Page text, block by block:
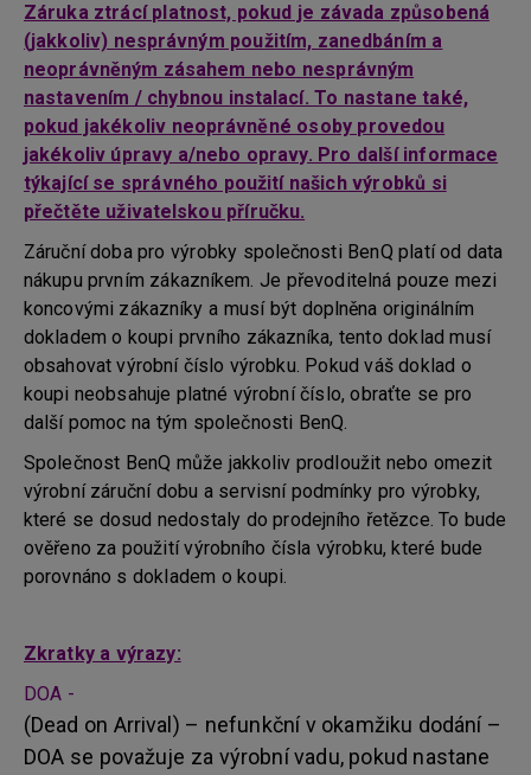
Záruka ztrácí platnost, pokud je závada způsobená
(jakkoliv) nesprávným použitím, zanedbáním a
neoprávněným zásahem nebo nesprávným
nastavením / chybnou instalací. To nastane také,
pokud jakékoliv neoprávněné osoby provedou
jakékoliv úpravy a/nebo opravy. Pro další informace
týkající se správného použití našich výrobků si
přečtěte uživatelskou příručku.
Záruční doba pro výrobky společnosti BenQ platí od data
nákupu prvním zákazníkem. Je převoditelná pouze mezi
koncovými zákazníky a musí být doplněna originálním
dokladem o koupi prvního zákazníka, tento doklad musí
obsahovat výrobní číslo výrobku. Pokud váš doklad o
koupi neobsahuje platné výrobní číslo, obraťte se pro
další pomoc na tým společnosti BenQ.
Společnost BenQ může jakkoliv prodloužit nebo omezit
výrobní záruční dobu a servisní podmínky pro výrobky,
které se dosud nedostaly do prodejního řetězce. To bude
ověřeno za použití výrobního čísla výrobku, které bude
porovnáno s dokladem o koupi.
Zkratky a výrazy:
DOA -
(Dead on Arrival) – nefunkční v okamžiku dodání –
DOA se považuje za výrobní vadu, pokud nastane